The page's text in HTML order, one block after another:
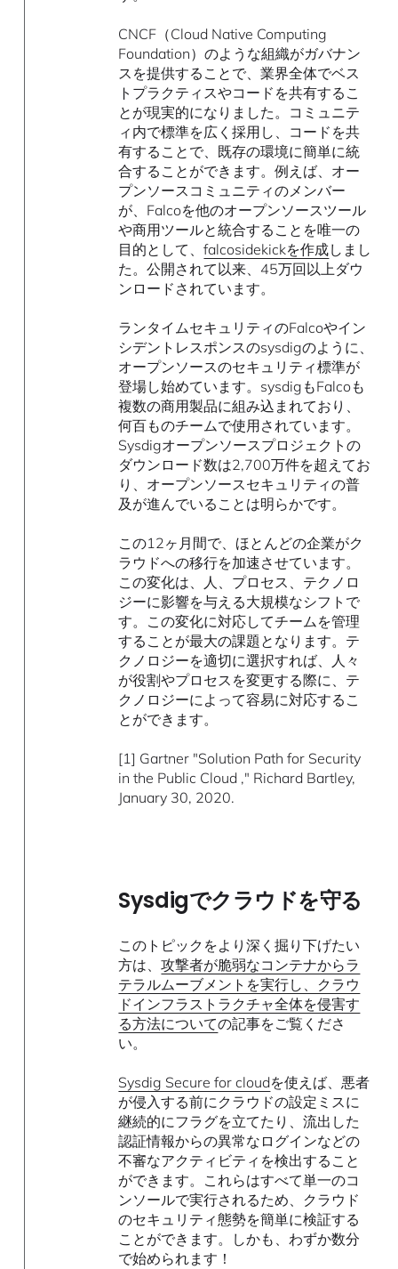
CNCF（Cloud Native Computing
Foundation）のような組織がガバナン
スを提供することで、業界全体でベス
トプラクティスやコードを共有するこ
とが現実的になりました。コミュニテ
ィ内で標準を広く採用し、コードを共
有することで、既存の環境に簡単に統
合することができます。例えば、オー
プンソースコミュニティのメンバー
が、Falcoを他のオープンソースツール
や商用ツールと統合することを唯一の
目的として、falcosidekickを作成しまし
た。公開されて以来、45万回以上ダウ
ンロードされています。
ランタイムセキュリティのFalcoやイン
シデントレスポンスのsysdigのように、
オープンソースのセキュリティ標準が
登場し始めています。sysdigもFalcoも
複数の商用製品に組み込まれており、
何百ものチームで使用されています。
Sysdigオープンソースプロジェクトの
ダウンロード数は2,700万件を超えてお
り、オープンソースセキュリティの普
及が進んでいることは明らかです。
この12ヶ月間で、ほとんどの企業がク
ラウドへの移行を加速させています。
この変化は、人、プロセス、テクノロ
ジーに影響を与える大規模なシフトで
す。この変化に対応してチームを管理
することが最大の課題となります。テ
クノロジーを適切に選択すれば、人々
が役割やプロセスを変更する際に、テ
クノロジーによって容易に対応するこ
とができます。
[1] Gartner "Solution Path for Security
in the Public Cloud ," Richard Bartley,
January 30, 2020.
Sysdigでクラウドを守る
このトピックをより深く掘り下げたい
方は、攻撃者が脆弱なコンテナからラ
テラルムーブメントを実行し、クラウ
ドインフラストラクチャ全体を侵害す
る方法についての記事をご覧くださ
い。
Sysdig Secure for cloudを使えば、悪者
が侵入する前にクラウドの設定ミスに
継続的にフラグを立てたり、流出した
認証情報からの異常なログインなどの
不審なアクティビティを検出すること
ができます。これらはすべて単一のコ
ンソールで実行されるため、クラウド
のセキュリティ態勢を簡単に検証する
ことができます。しかも、わずか数分
で始められます！